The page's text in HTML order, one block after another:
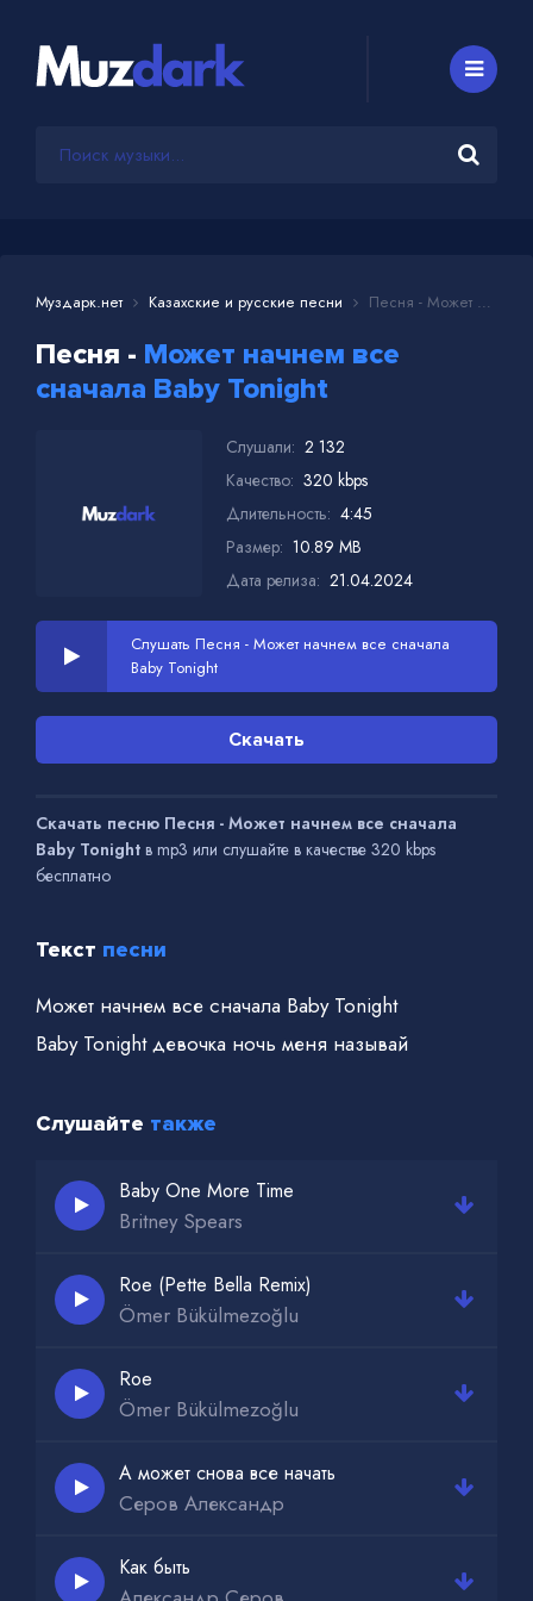
Муздарк.нет Казахские и русские песни Песня - Может начнем все сначала Baby Tonight
Песня - Может начнем все
сначала Baby Tonight
Слушали: 2 132
Качество: 320 kbps
Длительность: 4:45
Размер: 10.89 MB
Дата релиза: 21.04.2024
Слушать Песня - Может начнем все сначала
Baby Tonight
Скачать
Скачать песню Песня - Может начнем все сначала
Baby Tonight в mp3 или слушайте в качестве 320 kbps
бесплатно
Текст песни
Может начнем все сначала Baby Tonight
Baby Tonight девочка ночь меня называй
Слушайте также
Baby One More Time
Britney Spears
Roe (Pette Bella Remix)
Ömer Bükülmezoğlu
Roe
Ömer Bükülmezoğlu
А может снова все начать
Серов Александр
Как быть